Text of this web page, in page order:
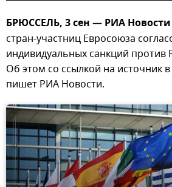
БРЮССЕЛЬ, 3 сен — РИА
стран-участниц Евросоюза
индивидуальных санкций против
Об этом со ссылкой на источник в
пишет РИА Новости.